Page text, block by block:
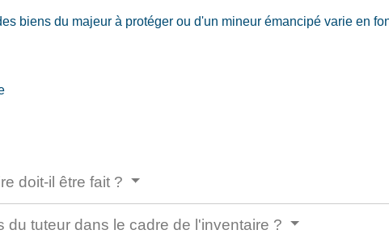
biens du majeur à protéger ou d'un mineur émancipé varie en
doit-il être fait ?
du tuteur dans le cadre de l'inventaire ?